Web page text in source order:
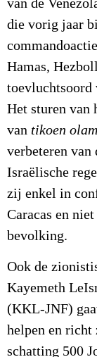
van de
die vorig jaar
Hamas,
Het sturen van
van tikoen olam
verbeteren van
Israëlische
zij enkel in
Caracas en
bevolking.
Ook de
Kayemeth
(KKL-JNF)
helpen en richt
schatting 500